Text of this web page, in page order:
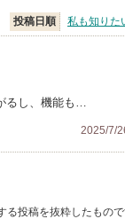
投稿日順 私も知りた
るし、機能も…
2025/7/
投稿を抜粋したもので